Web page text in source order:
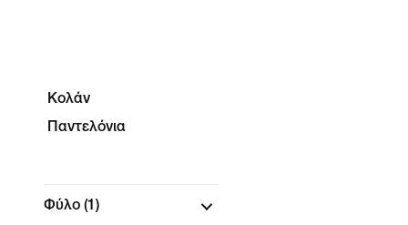
Κολάν
Παντελόνια
Φύλο (1)